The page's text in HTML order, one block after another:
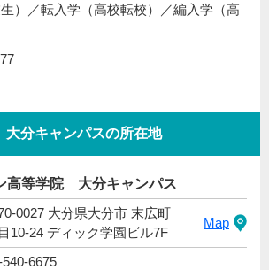
）／転入学（高校転校）／編入学（高
分キャンパスの所在地
高等学院 大分キャンパス
0027 大分県大分市 末広町
10-24 ディック学園ビル7F
Map
6675